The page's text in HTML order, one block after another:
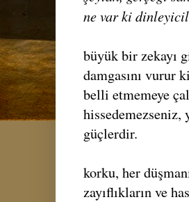
ne var ki
büyük bir zekayı
damgasını vurur
belli etmemeye
hissedemezseniz,
güçlerdir.
korku, her
zayıflıkların ve